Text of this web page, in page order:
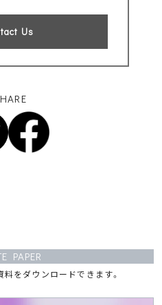
Us
PAPER
をダウンロードできます。